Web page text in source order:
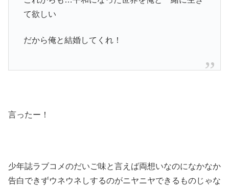
て欲しい
だから俺と結婚してくれ！
言ったー！
少年誌ラブコメのだいご味と言えば両想いなのになかなか
告白できずウネウネしするのがニヤニヤできるものじゃな